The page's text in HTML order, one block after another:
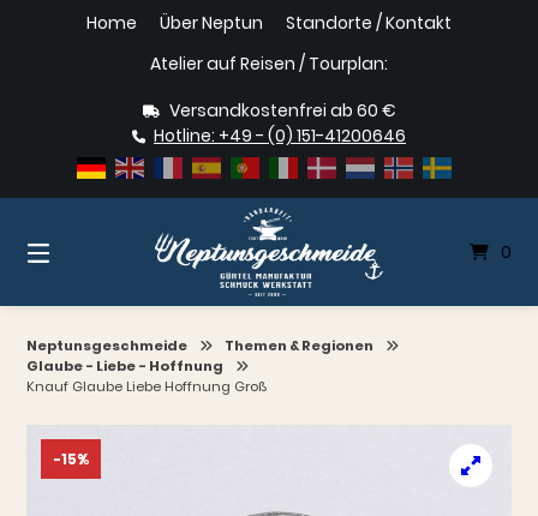
Home Über Neptun
Standorte / Kontakt
Atelier auf Reisen / Tourplan:
Versandkostenfrei ab 60 €
Hotline: +49 - (0) 151-41200646
0
Neptunsgeschmeide
Themen & Regionen
Glaube - Liebe - Hoffnung
Knauf Glaube Liebe Hoffnung Groß
-15%